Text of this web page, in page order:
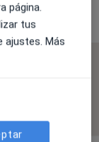
página.
tus
ajustes. Más